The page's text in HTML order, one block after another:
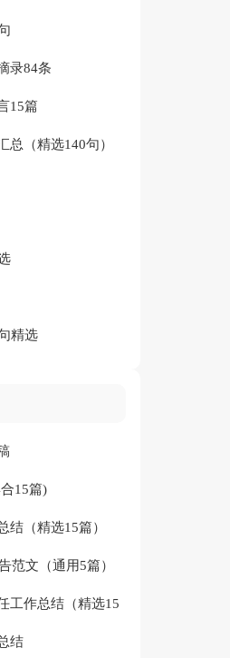
录84条
15篇
总（精选140句）
精选
15篇)
结（精选15篇）
范文（通用5篇）
工作总结（精选15
结